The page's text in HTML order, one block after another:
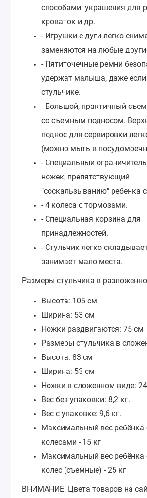
способами: украшения для
кроваток и др.
- Игрушки с дуги легко
заменяются на любые
- Пятиточечные ремни
удержат малыша, даже если
стульчике.
- Большой, практичный
со съемным подносом.
поднос для сервировки
(можно мыть в
- Специальный
ножек, препятствующий
"соскальзыванию" ребенка
- 4 колеса с тормозами.
- Специальная корзина для
принадлежностей.
- Стульчик легко
занимает мало места.
Размеры стульчика в
Высота: 105 см
Ширина: 53 см
Ножки раздвигаются: 75 см
Размеры стульчика в
Высота: 83 см
Ширина: 53 см
Ножки в сложенном виде:
Вес без упаковки: 8,2 кг.
Вес с упаковке: 9,6 кг.
Максимальный вес ребёнка
колесами - 15 кг
Максимальный вес ребёнка
колес (съемные) - 25 кг
ВНИМАНИЕ! Цвета товаров на